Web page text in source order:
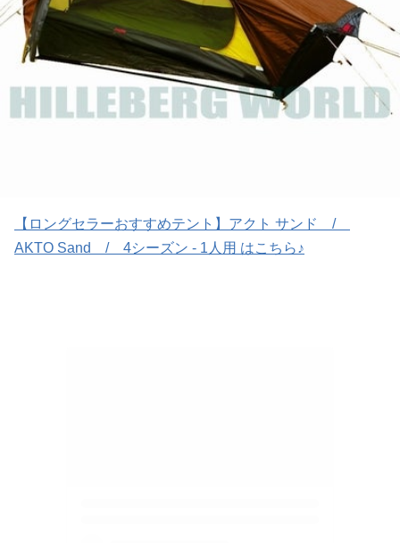
【ロングセラーおすすめテント】アクト サンド /
AKTO Sand / 4シーズン - 1人用 はこちら♪